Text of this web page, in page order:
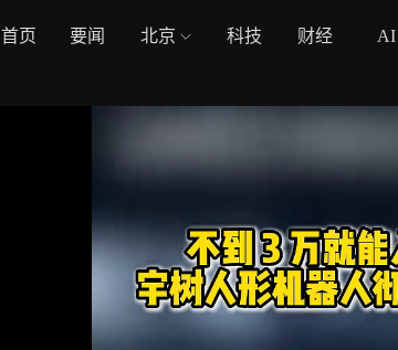
首页 要闻 北京 科技 财经 AI